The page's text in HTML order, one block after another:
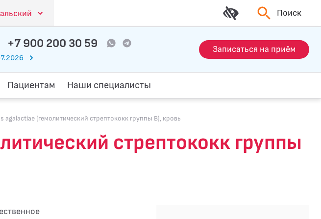
Поиск
+7 900 200 30 59 Записаться на приём
Пациентам Наши специалисты
(гемолитический стрептококк группы В), кровь
стрептококк группы